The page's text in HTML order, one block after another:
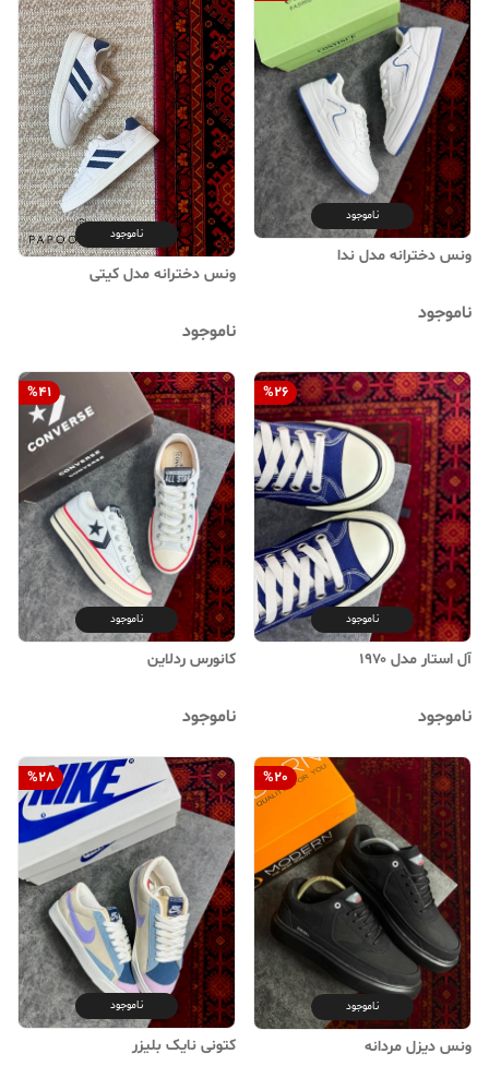
ناموجود
ونس دخترانه مدل ندا
ناموجود
ناموجود
ونس دخترانه مدل کیتی
ناموجود
%26
ناموجود
آل استار مدل ۱۹۷۰
ناموجود
%41
ناموجود
کانورس ردلاین
ناموجود
%20
ناموجود
ونس دیزل مردانه
%28
ناموجود
کتونی نایک بلیزر